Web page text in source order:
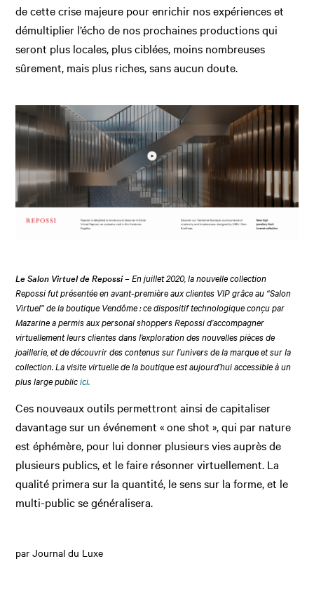
de cette crise majeure pour enrichir nos expériences et
démultiplier l’écho de nos prochaines productions qui
seront plus locales, plus ciblées, moins nombreuses
sûrement, mais plus riches, sans aucun doute.
Le Salon Virtuel de Repossi– En juillet 2020, la nouvelle collection
Repossi fut présentée en avant-première aux clientes VIP grâce au “Salon
Virtuel” de la boutique Vendôme : ce dispositif technologique conçu par
Mazarine a permis aux personal shoppers Repossi d’accompagner
virtuellement leurs clientes dans l’exploration des nouvelles pièces de
joaillerie, et de découvrir des contenus sur l’univers de la marque et sur la
collection. La visite virtuelle de la boutique est aujourd’hui accessible à un
plus large publicici.
Ces nouveaux outils permettront ainsi de capitaliser
davantage sur un événement « one shot », qui par nature
est éphémère, pour lui donner plusieurs vies auprès de
plusieurs publics, et le faire résonner virtuellement. La
qualité primera sur la quantité, le sens sur la forme, et le
multi-public se généralisera.
par Journal du Luxe